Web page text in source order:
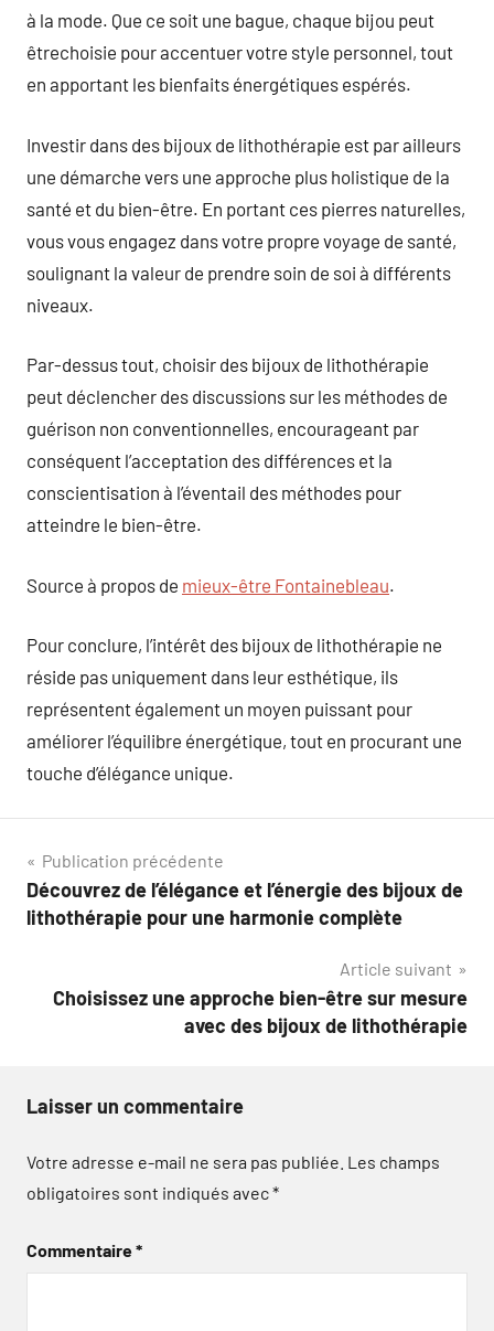
à la mode. Que ce soit une bague, chaque bijou peut
êtrechoisie pour accentuer votre style personnel, tout
en apportant les bienfaits énergétiques espérés.
Investir dans des bijoux de lithothérapie est par ailleurs
une démarche vers une approche plus holistique de la
santé et du bien-être. En portant ces pierres naturelles,
vous vous engagez dans votre propre voyage de santé,
soulignant la valeur de prendre soin de soi à différents
niveaux.
Par-dessus tout, choisir des bijoux de lithothérapie
peut déclencher des discussions sur les méthodes de
guérison non conventionnelles, encourageant par
conséquent l’acceptation des différences et la
conscientisation à l’éventail des méthodes pour
atteindre le bien-être.
Source à propos de mieux-être Fontainebleau.
Pour conclure, l’intérêt des bijoux de lithothérapie ne
réside pas uniquement dans leur esthétique, ils
représentent également un moyen puissant pour
améliorer l’équilibre énergétique, tout en procurant une
touche d’élégance unique.
Navigation
de
Publication précédente
Découvrez de l’élégance et l’énergie des bijoux de
lithothérapie pour une harmonie complète
Article suivant
Choisissez une approche bien-être sur mesure
avec des bijoux de lithothérapie
Laisser un commentaire
Votre adresse e-mail ne sera pas publiée. Les champs
obligatoires sont indiqués avec*
Commentaire*